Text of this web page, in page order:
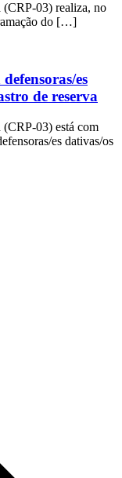
03) realiza, no
do […]
es
de reserva
03) está com
es dativas/os